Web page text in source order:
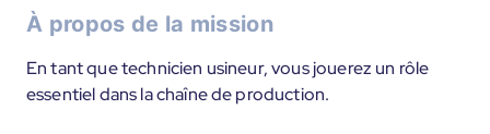
À propos de la mission
En tant que technicien usineur, vous jouerez un rôle
essentiel dans la chaîne de production.